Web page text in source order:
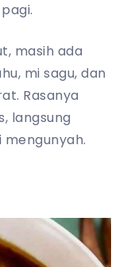
masih ada
mi sagu, dan
Rasanya
langsung